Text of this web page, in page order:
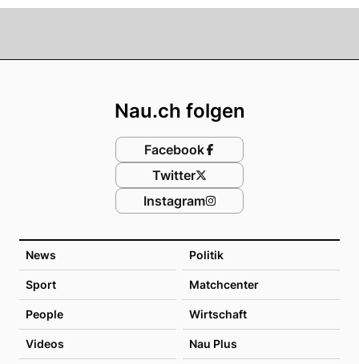
News Politik
Sport Matchcenter
People Wirtschaft
Videos Nau Plus
Nau.ch folgen
Facebook
Twitter
Instagram